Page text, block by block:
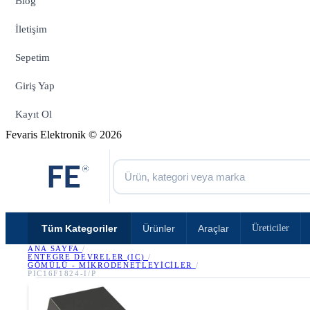
İletişim
Sepetim
Giriş Yap
Kayıt Ol
Fevaris Elektronik © 2026
Tüm Kategoriler Ürünler Araçlar Üreticiler
ANA SAYFA /
ENTEGRE DEVRELER (IC) /
GÖMÜLÜ - MIKRODENETLEYICILER
/
PIC16F1824-I/P